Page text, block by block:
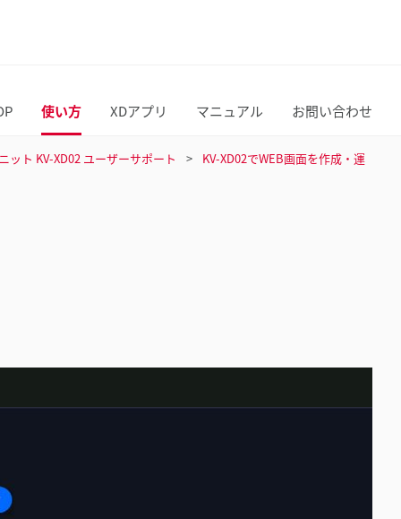
使い方 XDアプリ マニュアル お問い合わせ
ット KV-XD02 ユーザーサポート KV-XD02でWEB画面を作成・運